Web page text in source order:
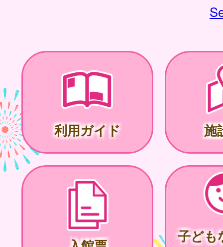
利用ガイド 施
子ども